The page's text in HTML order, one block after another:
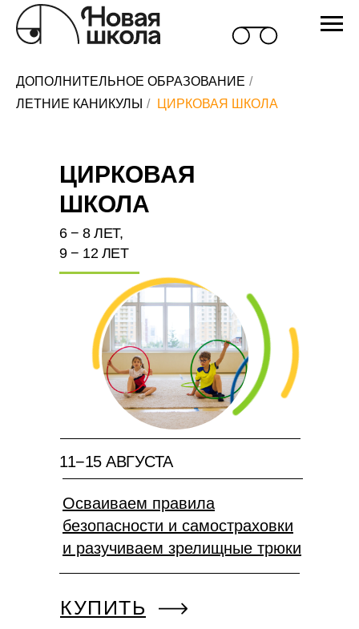
ДОПОЛНИТЕЛЬНОЕ ОБРАЗОВАНИЕ /
ЛЕТНИЕ КАНИКУЛЫ / ЦИРКОВАЯ ШКОЛА
11−15 АВГУСТА
6 − 8 ЛЕТ,
9 − 12 ЛЕТ
Осваиваем правила
безопасности и самостраховки
и разучиваем зрелищные трюки
КУПИТЬ
ЦИРКОВАЯ
ШКОЛА